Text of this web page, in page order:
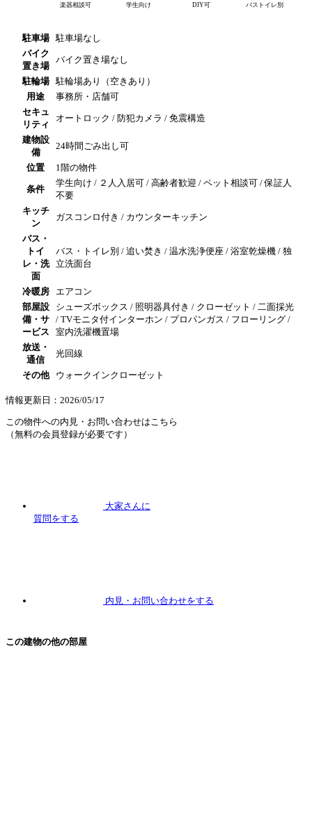
楽器相談可 学生向け DIY可 バストイレ別
駐車場
駐車場なし
バイク
置き場
バイク置き場なし
駐輪場
駐輪場あり（空きあり）
用途
事務所・店舗可
セキュ
リティ
オートロック / 防犯カメラ / 免震構造
建物設
備
24時間ごみ出し可
位置 1階の物件
条件
学生向け / ２人入居可 / 高齢者歓迎 / ペット相談可 / 保証人
不要
キッチ
ン
ガスコンロ付き / カウンターキッチン
バス・
トイ
レ・洗
面
バス・トイレ別 / 追い焚き / 温水洗浄便座 / 浴室乾燥機 / 独
立洗面台
冷暖房
エアコン
部屋設
備・サ
ービス
シューズボックス / 照明器具付き / クローゼット / 二面採光
/ TVモニタ付インターホン / プロパンガス / フローリング /
室内洗濯機置場
放送・
通信
光回線
その他 ウォークインクローゼット
情報更新日：2026/05/17
この物件への内見・お問い合わせはこちら
（無料の会員登録が必要です）
大家さんに
質問をする
内見 ・お問い合わせをする
この建物の他の部屋